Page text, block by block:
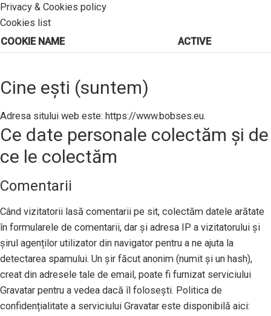
Privacy & Cookies policy
Cookies list
COOKIE NAME
ACTIVE
Cine ești (suntem)
Adresa sitului web este: https://www.bobses.eu.
Ce date personale colectăm și de
ce le colectăm
Comentarii
Când vizitatorii lasă comentarii pe sit, colectăm datele arătate
în formularele de comentarii, dar și adresa IP a vizitatorului și
șirul agenților utilizator din navigator pentru a ne ajuta la
detectarea spamului. Un șir făcut anonim (numit și un hash),
creat din adresele tale de email, poate fi furnizat serviciului
Gravatar pentru a vedea dacă îl folosești. Politica de
confidențialitate a serviciului Gravatar este disponibilă aici: